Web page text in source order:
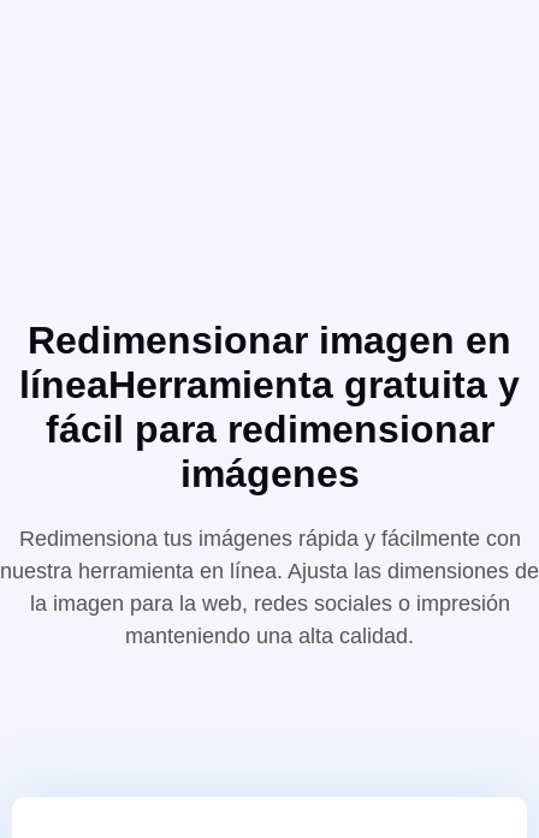
Redimensionar imagen en
líneaHerramienta gratuita y
fácil para redimensionar
imágenes
Redimensiona tus imágenes rápida y fácilmente con
nuestra herramienta en línea. Ajusta las dimensiones de
la imagen para la web, redes sociales o impresión
manteniendo una alta calidad.